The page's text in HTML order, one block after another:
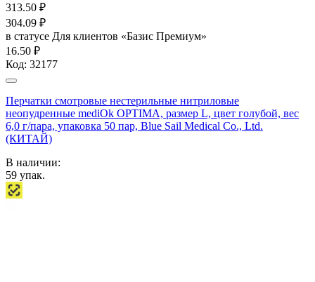
313.50 ₽
304.09 ₽
в статусе Для клиентов «Базис Премиум»
16.50 ₽
Код: 32177
Перчатки смотровые нестерильные нитриловые
неопудренные mediOk OPTIMA, размер L, цвет голубой, вес
6,0 г/пара, упаковка 50 пар, Blue Sail Medical Co., Ltd.
(КИТАЙ)
В наличии:
59 упак.